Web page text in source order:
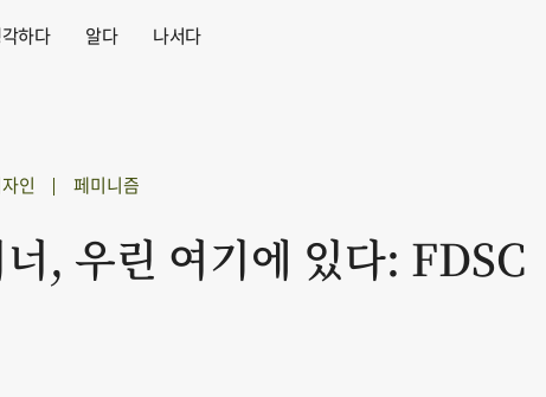
하다 알다 나서다
인 페미니즘
, 우린 여기에 있다: FDSC